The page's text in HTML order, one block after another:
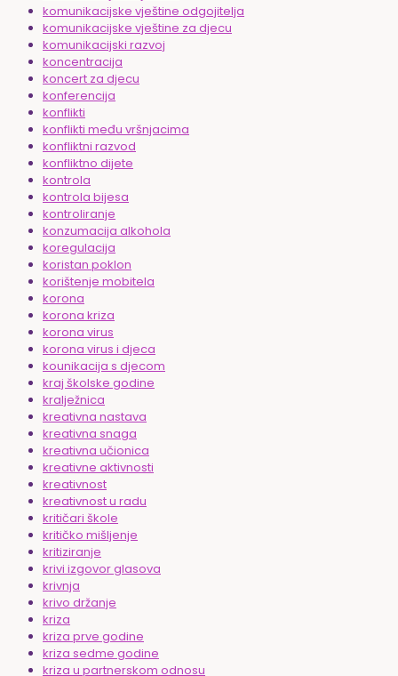
komunikacijske vještine odgojitelja
komunikacijske vještine za djecu
komunikacijski razvoj
koncentracija
koncert za djecu
konferencija
konflikti
konflikti među vršnjacima
konfliktni razvod
konfliktno dijete
kontrola
kontrola bijesa
kontroliranje
konzumacija alkohola
koregulacija
koristan poklon
korištenje mobitela
korona
korona kriza
korona virus
korona virus i djeca
kounikacija s djecom
kraj školske godine
kralježnica
kreativna nastava
kreativna snaga
kreativna učionica
kreativne aktivnosti
kreativnost
kreativnost u radu
kritičari škole
kritičko mišljenje
kritiziranje
krivi izgovor glasova
krivnja
krivo držanje
kriza
kriza prve godine
kriza sedme godine
kriza u partnerskom odnosu